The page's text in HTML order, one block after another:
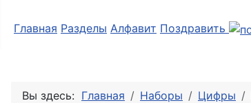
Главная Разделы Алфавит Поздравить
Вы здесь: Главная Наборы Цифры